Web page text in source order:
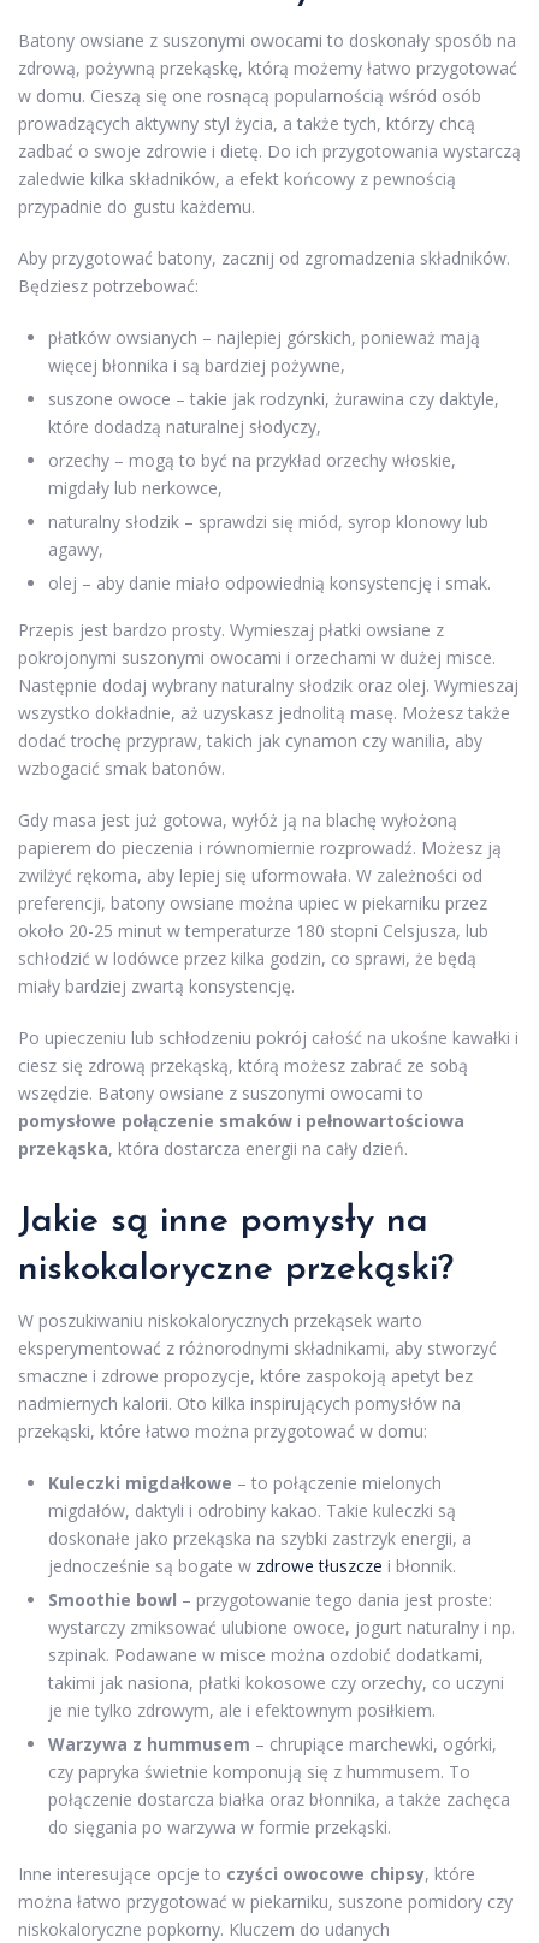
Batony owsiane z suszonymi owocami to doskonały sposób na
zdrową, pożywną przekąskę, którą możemy łatwo przygotować
w domu. Cieszą się one rosnącą popularnością wśród osób
prowadzących aktywny styl życia, a także tych, którzy chcą
zadbać o swoje zdrowie i dietę. Do ich przygotowania wystarczą
zaledwie kilka składników, a efekt końcowy z pewnością
przypadnie do gustu każdemu.
Aby przygotować batony, zacznij od zgromadzenia składników.
Będziesz potrzebować:
płatków owsianych – najlepiej górskich, ponieważ mają
więcej błonnika i są bardziej pożywne,
suszone owoce – takie jak rodzynki, żurawina czy daktyle,
które dodadzą naturalnej słodyczy,
orzechy – mogą to być na przykład orzechy włoskie,
migdały lub nerkowce,
naturalny słodzik – sprawdzi się miód, syrop klonowy lub
agawy,
olej – aby danie miało odpowiednią konsystencję i smak.
Przepis jest bardzo prosty. Wymieszaj płatki owsiane z
pokrojonymi suszonymi owocami i orzechami w dużej misce.
Następnie dodaj wybrany naturalny słodzik oraz olej. Wymieszaj
wszystko dokładnie, aż uzyskasz jednolitą masę. Możesz także
dodać trochę przypraw, takich jak cynamon czy wanilia, aby
wzbogacić smak batonów.
Gdy masa jest już gotowa, wyłóż ją na blachę wyłożoną
papierem do pieczenia i równomiernie rozprowadź. Możesz ją
zwilżyć rękoma, aby lepiej się uformowała. W zależności od
preferencji, batony owsiane można upiec w piekarniku przez
około 20-25 minut w temperaturze 180 stopni Celsjusza, lub
schłodzić w lodówce przez kilka godzin, co sprawi, że będą
miały bardziej zwartą konsystencję.
Po upieczeniu lub schłodzeniu pokrój całość na ukośne kawałki i
ciesz się zdrową przekąską, którą możesz zabrać ze sobą
wszędzie. Batony owsiane z suszonymi owocami to
pomysłowe połączenie smaków i pełnowartościowa
przekąska, która dostarcza energii na cały dzień.
Jakie są inne pomysły na
niskokaloryczne przekąski?
W poszukiwaniu niskokalorycznych przekąsek warto
eksperymentować z różnorodnymi składnikami, aby stworzyć
smaczne i zdrowe propozycje, które zaspokoją apetyt bez
nadmiernych kalorii. Oto kilka inspirujących pomysłów na
przekąski, które łatwo można przygotować w domu:
Kuleczki migdałkowe – to połączenie mielonych
migdałów, daktyli i odrobiny kakao. Takie kuleczki są
doskonałe jako przekąska na szybki zastrzyk energii, a
jednocześnie są bogate w zdrowe tłuszcze i błonnik.
Smoothie bowl – przygotowanie tego dania jest proste:
wystarczy zmiksować ulubione owoce, jogurt naturalny i np.
szpinak. Podawane w misce można ozdobić dodatkami,
takimi jak nasiona, płatki kokosowe czy orzechy, co uczyni
je nie tylko zdrowym, ale i efektownym posiłkiem.
Warzywa z hummusem – chrupiące marchewki, ogórki,
czy papryka świetnie komponują się z hummusem. To
połączenie dostarcza białka oraz błonnika, a także zachęca
do sięgania po warzywa w formie przekąski.
Inne interesujące opcje to czyści owocowe chipsy, które
można łatwo przygotować w piekarniku, suszone pomidory czy
niskokaloryczne popkorny. Kluczem do udanych